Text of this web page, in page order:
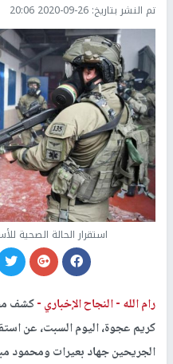
تم النشر بتاريخ: 2020-09-26 20:06
استقرار الحالة الصحية
رام الله -النجاح الإخباري -كشف
كريم عجوة، اليوم السبت، عن
الجريحين جهاد بعيرات ومحمود